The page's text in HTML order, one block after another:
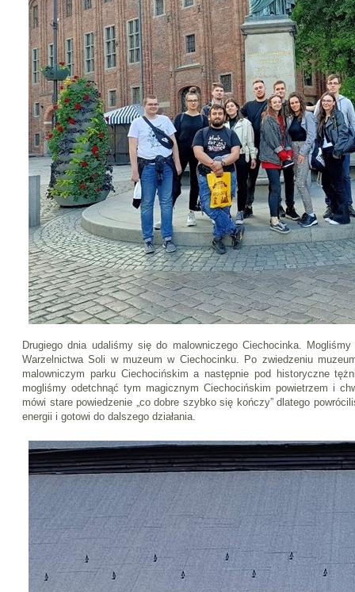
Drugiego dnia udaliśmy się do malowniczego Ciechocinka.
Warzelnictwa Soli w muzeum w Ciechocinku. Po zwiedzeniu
malowniczym parku Ciechocińskim a następnie pod historyczne
mogliśmy odetchnąć tym magicznym Ciechocińskim powietrzem i
mówi stare powiedzenie „co dobre szybko się kończy” dlatego
energii i gotowi do dalszego działania.